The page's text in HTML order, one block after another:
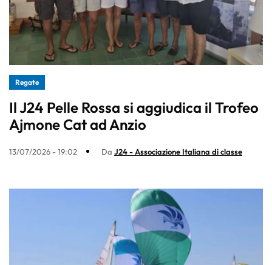
Regate
Il J24 Pelle Rossa si aggiudica il Trofeo
Ajmone Cat ad Anzio
13/07/2026 - 19:02 Da J24 - Associazione Italiana di classe